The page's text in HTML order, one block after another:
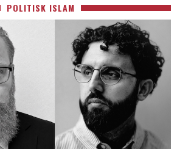
POLITISK ISLAM